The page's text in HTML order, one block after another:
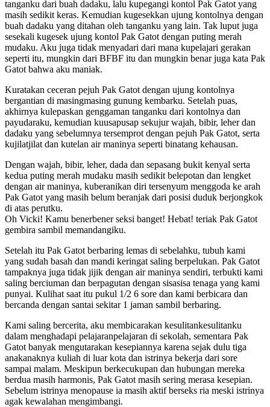
tanganku dari buah dadaku, lalu kupegangi kontol Pak Gatot yang
masih sedikit keras. Kemudian kugesekkan ujung kontolnya dengan
buah dadaku yang ditahan oleh tanganku yang lain. Tak luput juga
sesekali kugesek ujung kontol Pak Gatot dengan puting merah
mudaku. Aku juga tidak menyadari dari mana kupelajari gerakan
seperti itu, mungkin dari BFBF itu dan mungkin benar juga kata Pak
Gatot bahwa aku maniak.
Kuratakan ceceran pejuh Pak Gatot dengan ujung kontolnya
bergantian di masingmasing gunung kembarku. Setelah puas,
akhirnya kulepaskan genggaman tanganku dari kontolnya dan
payudaraku, kemudian kuusapusap sekujur wajah, bibir, leher dan
dadaku yang sebelumnya tersemprot dengan pejuh Pak Gatot, serta
kujilatjilat dan kutelan air maninya seperti binatang kehausan.
Dengan wajah, bibir, leher, dada dan sepasang bukit kenyal serta
kedua puting merah mudaku masih sedikit belepotan dan lengket
dengan air maninya, kuberanikan diri tersenyum menggoda ke arah
Pak Gatot yang masih belum beranjak dari posisi duduk berjongkok
di atas perutku.
Oh Vicki! Kamu benerbener seksi banget! Hebat! teriak Pak Gatot
gembira sambil memandangiku.
Setelah itu Pak Gatot berbaring lemas di sebelahku, tubuh kami
yang sudah basah dan mandi keringat saling berpelukan. Pak Gatot
tampaknya juga tidak jijik dengan air maninya sendiri, terbukti kami
saling berciuman dan berpagutan dengan sisasisa tenaga yang kami
punyai. Kulihat saat itu pukul 1/2 6 sore dan kami berbicara dan
bercanda dengan santai sekitar 1 jaman sambil berbaring.
Kami saling bercerita, aku membicarakan kesulitankesulitanku
dalam menghadapi pelajaranpelajaran di sekolah, sementara Pak
Gatot banyak mengutarakan kesepiannya karena sejak dulu tiga
anakanaknya kuliah di luar kota dan istrinya bekerja dari sore
sampai malam. Meskipun berkecukupan dan hubungan mereka
berdua masih harmonis, Pak Gatot masih sering merasa kesepian.
Sebelum istrinya menopause ia masih aktif berseks ria meski istrinya
agak kewalahan mengimbangi.